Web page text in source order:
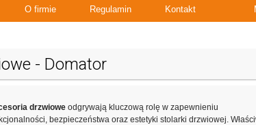
O firmie Regulamin Kontakt
- Domator
drzwioweodgrywają kluczową rolę w zapewnieniu
bezpieczeństwa oraz estetyki stolarki drzwiowej.